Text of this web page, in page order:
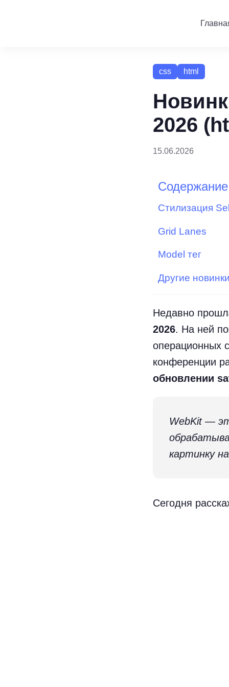
css html
2026
15.06.2026
Содержание
Стилизация
Grid Lanes
Model тег
Другие новинки
Недавно
2026. На ней
операционных
конференции
обновлении
WebKit —
картинку
Сегодня